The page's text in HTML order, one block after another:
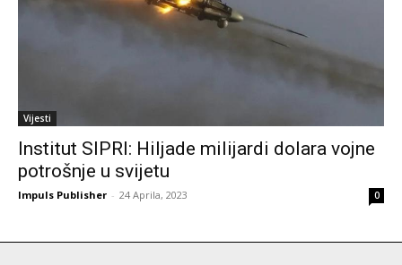
Vijesti
Institut SIPRI: Hiljade milijardi dolara vojne
potrošnje u svijetu
Impuls Publisher - 24 Aprila, 2023 0